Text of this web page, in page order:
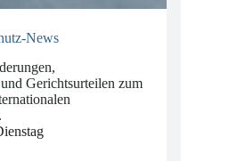
News
Gerichtsurteilen zum